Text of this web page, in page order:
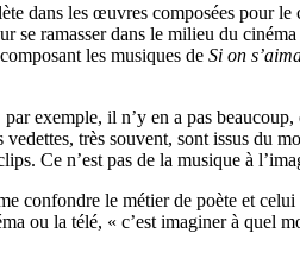
dans les œuvres composées pour
se ramasser dans le milieu du
les musiques de Si on
exemple, il n’y en a pas
très souvent, sont issus du
Ce n’est pas de la musique à
le métier de poète et celui
ou la télé, « c’est imaginer à quel